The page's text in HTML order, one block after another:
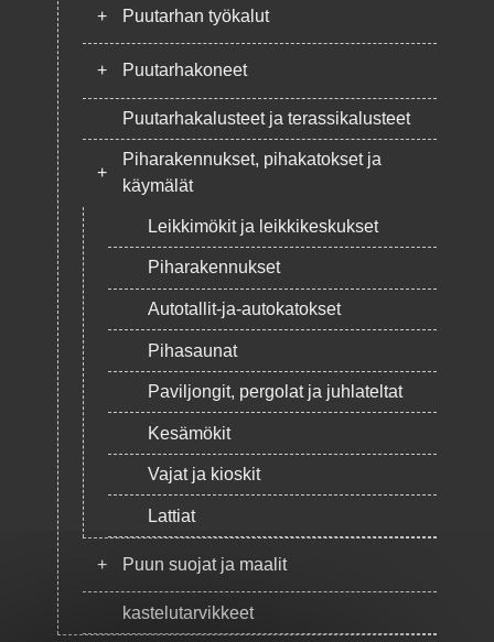
+ Puutarhan työkalut
+ Puutarhakoneet
Puutarhakalusteet ja terassikalusteet
+
Piharakennukset, pihakatokset ja
käymälät
Leikkimökit ja leikkikeskukset
Piharakennukset
Autotallit-ja-autokatokset
Pihasaunat
Paviljongit, pergolat ja juhlateltat
Kesämökit
Vajat ja kioskit
Lattiat
+ Puun suojat ja maalit
kastelutarvikkeet